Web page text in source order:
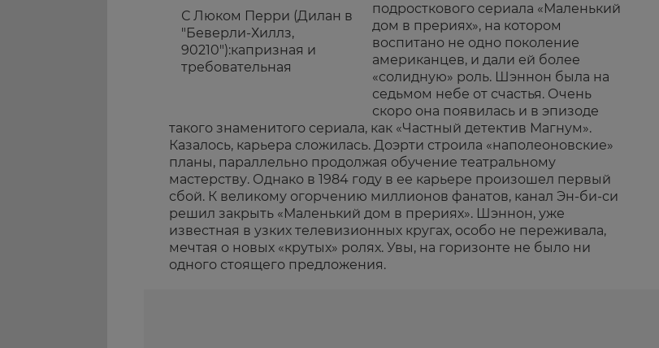
С Люком Перри (Дилан в
"Беверли-Хиллз,
90210"):капризная и
требовательная
подросткового сериала «Маленький
дом в прериях», на котором
воспитано не одно поколение
американцев, и дали ей более
«солидную» роль. Шэннон была на
седьмом небе от счастья. Очень
скоро она появилась и в эпизоде
такого знаменитого сериала, как «Частный детектив Магнум».
Казалось, карьера сложилась. Доэрти строила «наполеоновские»
планы, параллельно продолжая обучение театральному
мастерству. Однако в 1984 году в ее карьере произошел первый
сбой. К великому огорчению миллионов фанатов, канал Эн-би-си
решил закрыть «Маленький дом в прериях». Шэннон, уже
известная в узких телевизионных кругах, особо не переживала,
мечтая о новых «крутых» ролях. Увы, на горизонте не было ни
одного стоящего предложения.